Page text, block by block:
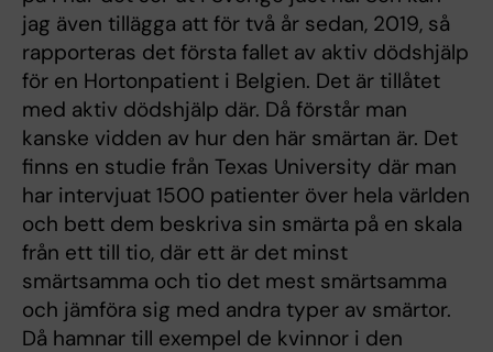
jag även tillägga att för två år sedan, 2019, så
rapporteras det första fallet av aktiv dödshjälp
för en Hortonpatient i Belgien. Det är tillåtet
med aktiv dödshjälp där. Då förstår man
kanske vidden av hur den här smärtan är. Det
finns en studie från Texas University där man
har intervjuat 1500 patienter över hela världen
och bett dem beskriva sin smärta på en skala
från ett till tio, där ett är det minst
smärtsamma och tio det mest smärtsamma
och jämföra sig med andra typer av smärtor.
Då hamnar till exempel de kvinnor i den